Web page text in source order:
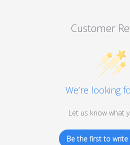
Customer
We’re looking
Let us know what
Be the first to write